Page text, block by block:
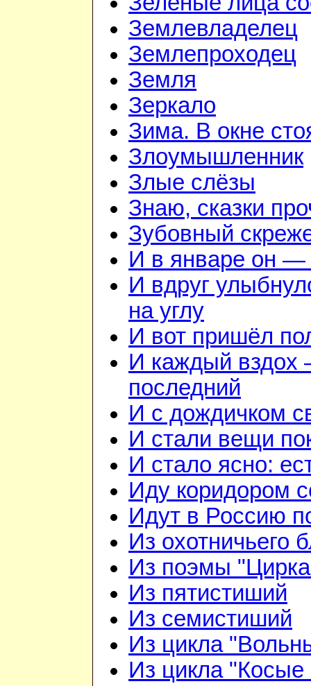
Землевладелец
Землепроходец
Земля
Зеркало
Зима. В окне
Злоумышленник
Злые слёзы
Знаю, сказки
Зубовный
И в январе он —
И вдруг
на углу
И вот пришёл
И каждый вздох
последний
И с дождичком
И стали вещи
И стало ясно:
Иду коридором
Идут в Россию
Из охотничьего
Из поэмы
Из пятистиший
Из семистиший
Из цикла
Из цикла "Косые